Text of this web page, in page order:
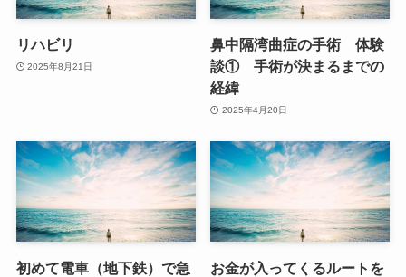
リハビリ
2025年8月21日
鼻中隔湾曲症の手術 体験
談① 手術が決まるまでの
経緯
2025年4月20日
初めて電車（地下鉄）で急
お金が入ってくるルートを